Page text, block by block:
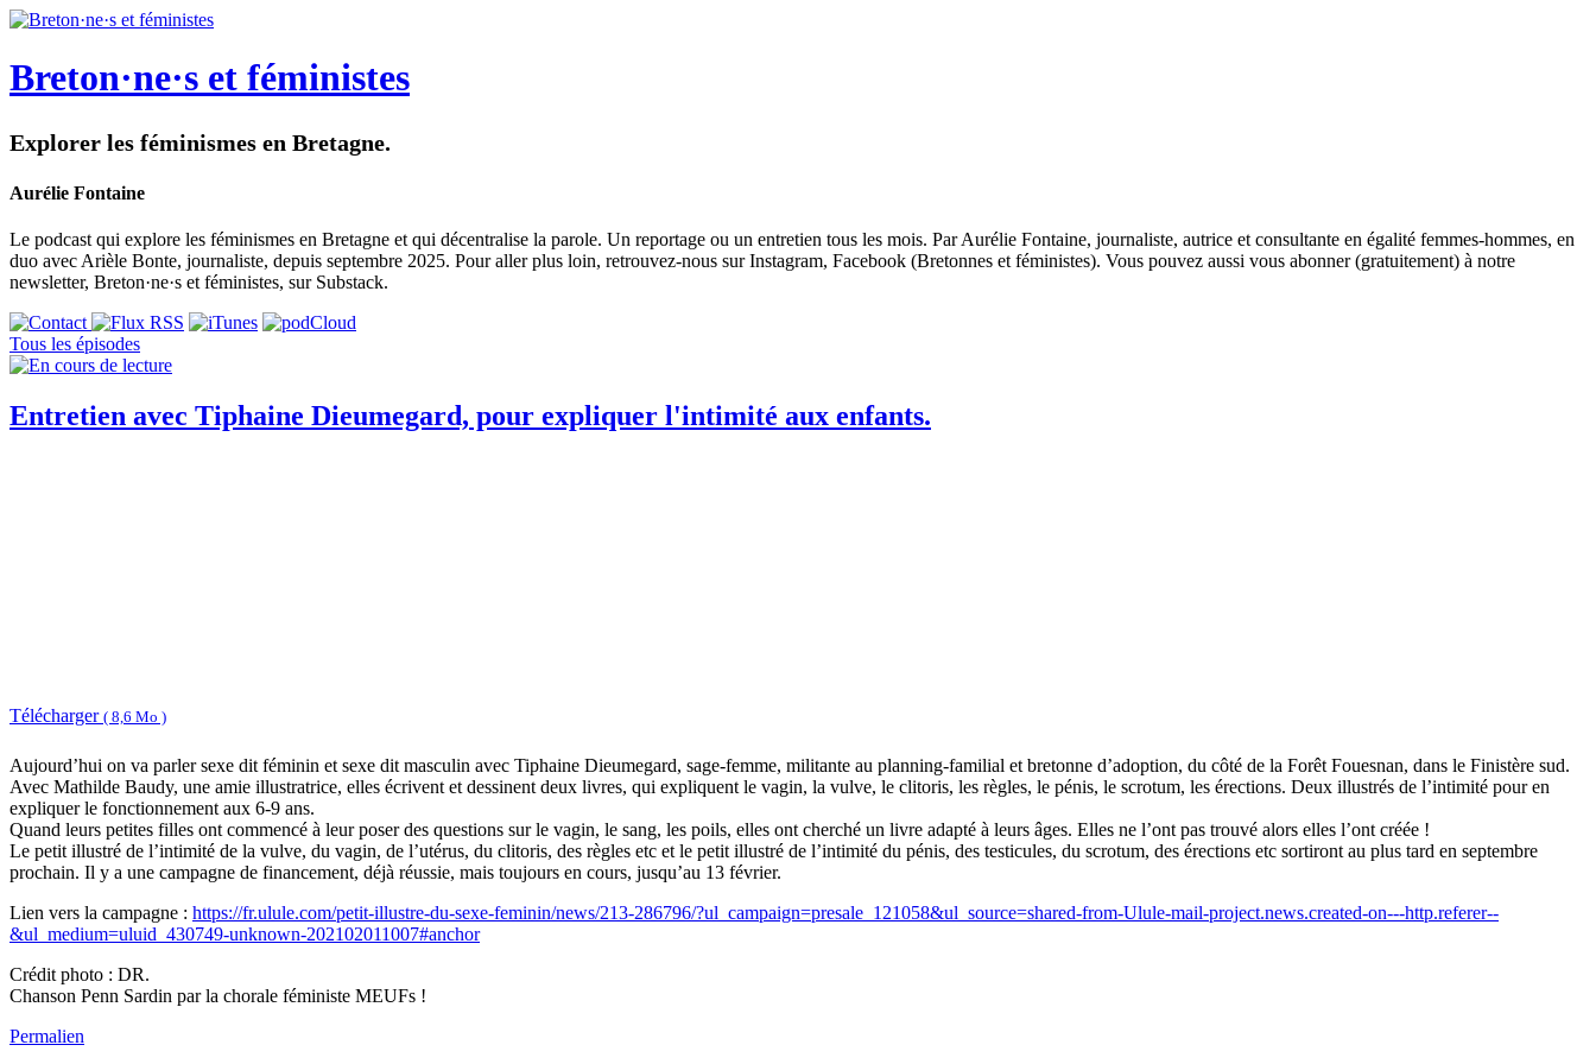
Breton·ne·s et féministes
Explorer les féminismes en Bretagne.
Aurélie Fontaine
Le podcast qui explore les féminismes en Bretagne et qui décentralise la parole. Un reportage ou un entretien tous les mois. Par Aurélie Fontaine, journaliste, autrice et consultante en égalité femmes-hommes, en
duo avec Arièle Bonte, journaliste, depuis septembre 2025. Pour aller plus loin, retrouvez-nous sur Instagram, Facebook (Bretonnes et féministes). Vous pouvez aussi vous abonner (gratuitement) à notre
newsletter, Breton·ne·s et féministes, sur Substack.
Tous les épisodes
Entretien avec Tiphaine Dieumegard, pour expliquer l'intimité aux enfants.
Télécharger ( 8,6 Mo )
Aujourd’hui on va parler sexe dit féminin et sexe dit masculin avec Tiphaine Dieumegard, sage-femme, militante au planning-familial et bretonne d’adoption, du côté de la Forêt Fouesnan, dans le Finistère sud.
Avec Mathilde Baudy, une amie illustratrice, elles écrivent et dessinent deux livres, qui expliquent le vagin, la vulve, le clitoris, les règles, le pénis, le scrotum, les érections. Deux illustrés de l’intimité pour en
expliquer le fonctionnement aux 6-9 ans.
Quand leurs petites filles ont commencé à leur poser des questions sur le vagin, le sang, les poils, elles ont cherché un livre adapté à leurs âges. Elles ne l’ont pas trouvé alors elles l’ont créée !
Le petit illustré de l’intimité de la vulve, du vagin, de l’utérus, du clitoris, des règles etc et le petit illustré de l’intimité du pénis, des testicules, du scrotum, des érections etc sortiront au plus tard en septembre
prochain. Il y a une campagne de financement, déjà réussie, mais toujours en cours, jusqu’au 13 février.
Lien vers la campagne : https://fr.ulule.com/petit-illustre-du-sexe-feminin/news/213-286796/?ul_campaign=presale_121058&ul_source=shared-from-Ulule-mail-project.news.created-on---http.referer--
&ul_medium=uluid_430749-unknown-202102011007#anchor
Crédit photo : DR.
Chanson Penn Sardin par la chorale féministe MEUFs !
Permalien